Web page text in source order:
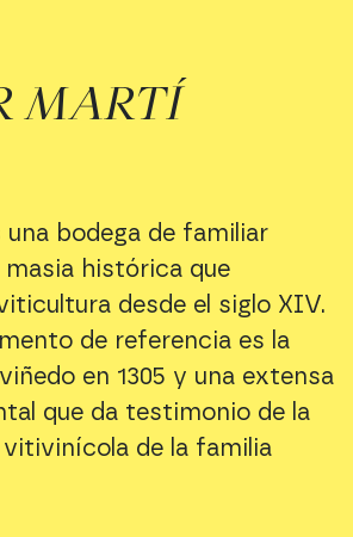
MARTÍ
una bodega de familiar
masia histórica que
desde el siglo XIV.
de referencia es la
en 1305 y una extensa
que da testimonio de la
vitivinícola de la familia